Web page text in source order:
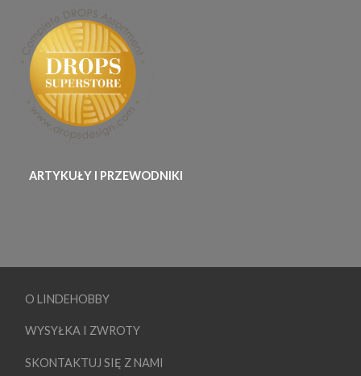
ARTYKUŁY I PRZEWODNIKI
O LINDEHOBBY
WYSYŁKA I ZWROTY
SKONTAKTUJ SIĘ Z NAMI